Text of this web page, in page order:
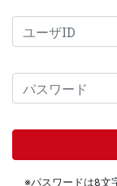
※パスワードは8文